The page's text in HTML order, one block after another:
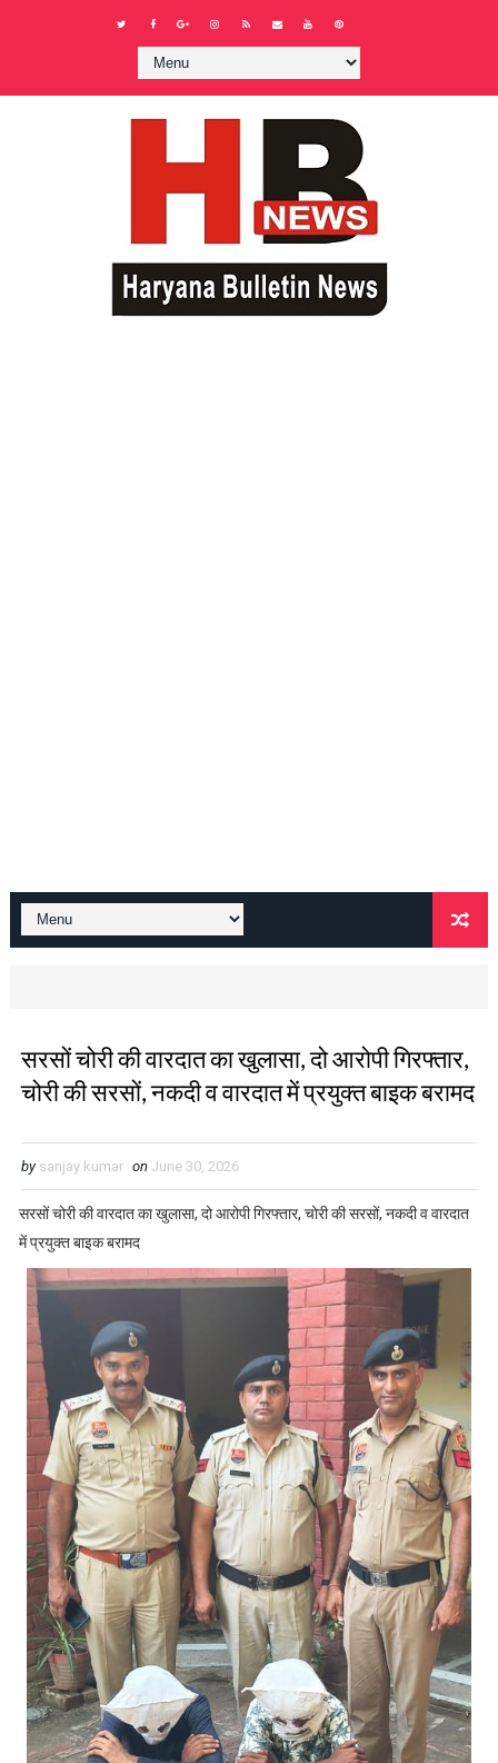
सरसों चोरी की वारदात का खुलासा, दो आरोपी गिरफ्तार,
चोरी की सरसों, नकदी व वारदात में प्रयुक्त बाइक बरामद
by sanjay kumar on June 30, 2026
सरसों चोरी की वारदात का खुलासा, दो आरोपी गिरफ्तार, चोरी की सरसों, नकदी व वारदात
में प्रयुक्त बाइक बरामद